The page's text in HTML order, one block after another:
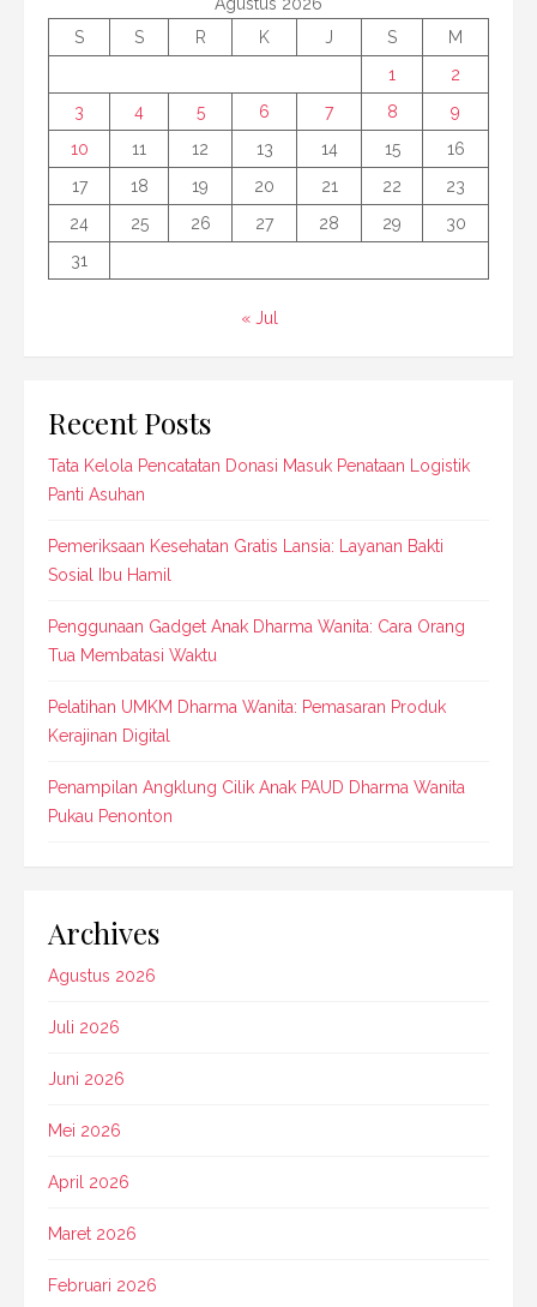
S
S R K J S
M
1
2
3
4 5 6 7 8
9
10
11 12 13 14 15
16
17
18 19 20 21 22
23
24
25 26 27 28 29
30
31
« Jul
Recent Posts
Tata Kelola Pencatatan Donasi Masuk Penataan Logistik
Panti Asuhan
Pemeriksaan Kesehatan Gratis Lansia: Layanan Bakti
Sosial Ibu Hamil
Penggunaan Gadget Anak Dharma Wanita: Cara Orang
Tua Membatasi Waktu
Pelatihan UMKM Dharma Wanita: Pemasaran Produk
Kerajinan Digital
Penampilan Angklung Cilik Anak PAUD Dharma Wanita
Pukau Penonton
Archives
Agustus 2026
Juli 2026
Juni 2026
Mei 2026
April 2026
Maret 2026
Februari 2026